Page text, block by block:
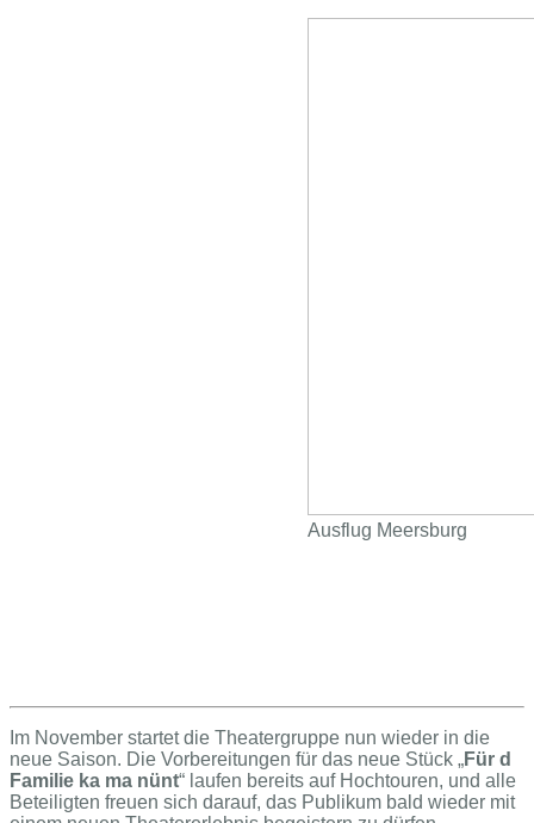
Ausflug Meersburg
Im November startet die Theatergruppe nun wieder in die
neue Saison. Die Vorbereitungen für das neue Stück „Für d
Familie ka ma nünt“ laufen bereits auf Hochtouren, und alle
Beteiligten freuen sich darauf, das Publikum bald wieder mit